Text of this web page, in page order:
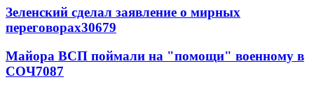
Зеленский сделал заявление о мирных
переговорах30679
Майора ВСП поймали на "помощи" военному в
СОЧ7087